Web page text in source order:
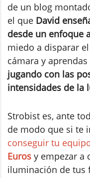
de un blog
el que David
desde un enfoque
miedo a disparar
cámara y
jugando con las
intensidades de la
Strobist es, ante
de modo que si te
conseguir tu
Euros y empezar a
iluminación de tus